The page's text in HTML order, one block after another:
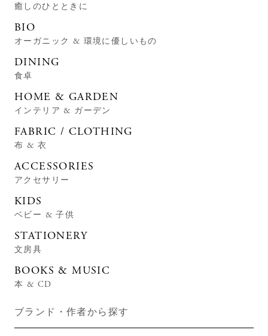
癒しのひとときに
BIO
オーガニック & 環境に優しいもの
DINING
食卓
HOME & GARDEN
インテリア & ガーデン
FABRIC / CLOTHING
布 & 衣
ACCESSORIES
アクセサリー
KIDS
ベビー & 子供
STATIONERY
文房具
BOOKS & MUSIC
本 & CD
ブランド・作者から探す